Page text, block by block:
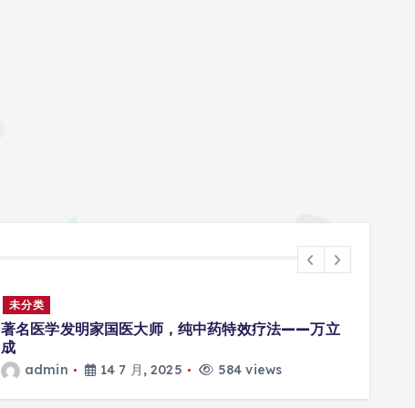
未分类
著名医学发明家国医大师，纯中药特效疗法——万立
成
admin 14 7 月, 2025 584 views